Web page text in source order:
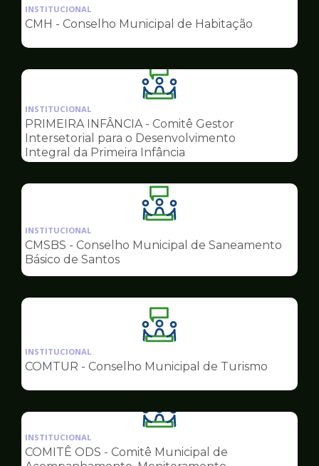
da
pagina
Conselhos
INSTITUCIONAL
CMH - Conselho Municipal de Habitação
Ilustração
da
pagina
de
Conselhos
INSTITUCIONAL
PRIMEIRA INFÂNCIA - Comitê Gestor
Intersetorial para o Desenvolvimento
Integral da Primeira Infância
Ilustração
da
pagina
Conselhos
INSTITUCIONAL
CMSBS - Conselho Municipal de Saneamento
Básico de Santos
Ilustração
da
pagina
Conselhos
INSTITUCIONAL
COMTUR - Conselho Municipal de Turismo
Ilustração
da
pagina
INSTITUCIONAL
COMITÊ ODS - Comitê Municipal de